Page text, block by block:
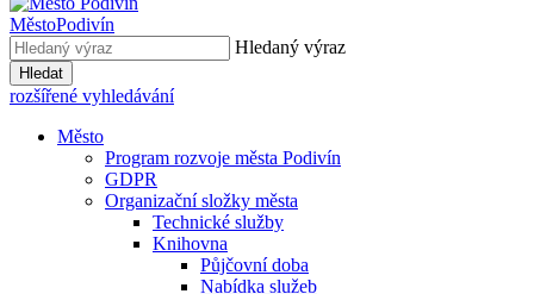
MěstoPodivín
Hledaný výraz
Hledat
rozšířené vyhledávání
Město
Program rozvoje města Podivín
GDPR
Organizační složky města
Technické služby
Knihovna
Půjčovní doba
Nabídka služeb